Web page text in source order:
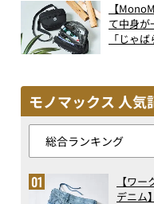
【
て中身が
「じゃ
モノマックス 人気
【ワ
デニム